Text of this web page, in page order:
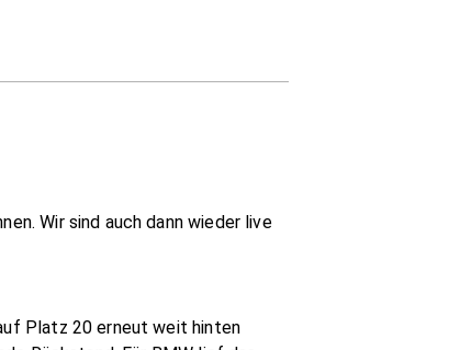
Wir sind auch dann wieder live
Platz 20 erneut weit hinten